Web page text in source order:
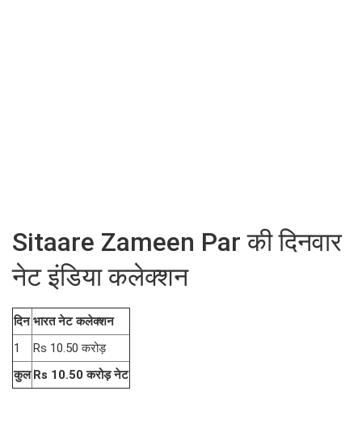
Sitaare Zameen Par की दिनवार
नेट इंडिया कलेक्शन
दिन भारत नेट कलेक्शन
1
Rs 10.50 करोड़
कुल Rs 10.50 करोड़ नेट